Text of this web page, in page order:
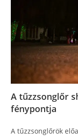
A tűzzsonglőr
fénypontja
A tűzzsonglőrök